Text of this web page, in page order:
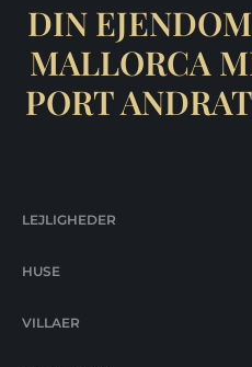
DIN
MALLORCA
PORT
LEJLIGHEDER
HUSE
VILLAER